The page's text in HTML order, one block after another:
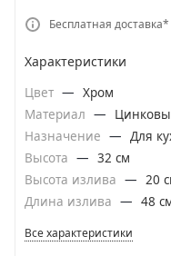
Бесплатная доставка*
Характеристики
Цвет — Хром
Материал —
Назначение — Для
Высота — 32 см
Высота излива — 20
Длина излива — 48
Все характеристики